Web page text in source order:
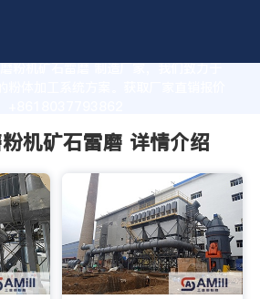
粉机矿石雷磨 制造厂家，我们致力于
体加工系统方案。获取厂家直销报价
机矿石雷磨 详情介绍